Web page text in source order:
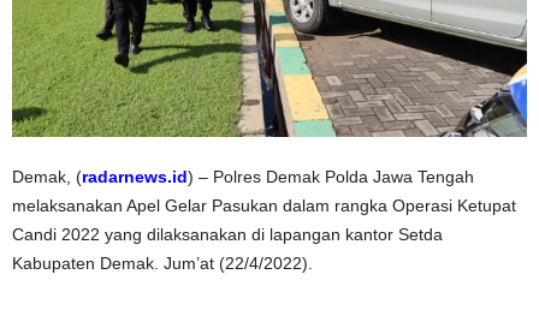
Demak, (radarnews.id) – Polres Demak Polda Jawa Tengah
melaksanakan Apel Gelar Pasukan dalam rangka Operasi Ketupat
Candi 2022 yang dilaksanakan di lapangan kantor Setda
Kabupaten Demak. Jum’at (22/4/2022).